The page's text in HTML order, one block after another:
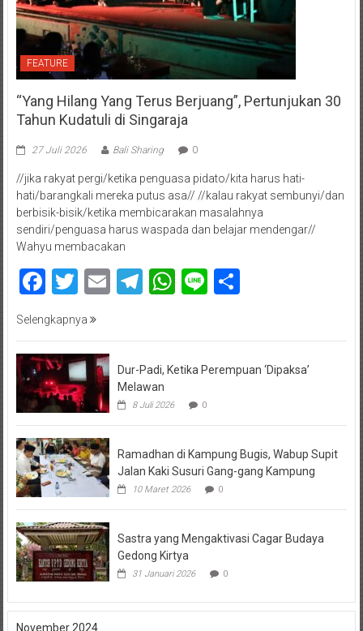
FEATURE
“Yang Hilang Yang Terus Berjuang”, Pertunjukan 30
Tahun Kudatuli di Singaraja
27 Juli 2026 Bali Sharing 0
//jika rakyat pergi/ketika penguasa pidato/kita harus hati-
hati/barangkali mereka putus asa// //kalau rakyat sembunyi/dan
berbisik-bisik/ketika membicarakan masalahnya
sendiri/penguasa harus waspada dan belajar mendengar//
Wahyu membacakan
Facebook
Twitter
EmailTelegram
WhatsApp
LineShare
Selengkapnya
Dur-Padi, Ketika Perempuan ‘Dipaksa’
Melawan
8 Juli 2026 0
Ramadhan di Kampung Bugis, Wabup Supit
Jalan Kaki Susuri Gang-gang Kampung
10 Maret 2026 0
Sastra yang Mengaktivasi Cagar Budaya
Gedong Kirtya
31 Januari 2026 0
November 2024